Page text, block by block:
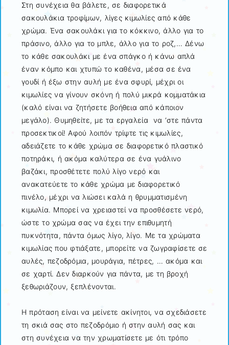
Στη συνέχεια θα βάλετε, σε διαφορετικά
σακουλάκια τροφίμων, λίγες κιμωλίες από κάθε
χρώμα. Ένα σακουλάκι για το κόκκινο, άλλο για το
πράσινο, άλλο για το μπλε, άλλο για το ροζ,… Δένω
το κάθε σακουλάκι με ένα σπάγκο ή κάνω απλά
έναν κόμπο και χτυπώ το καθένα, μέσα σε ένα
γουδί ή έξω στην αυλή με ένα σφυρί, μέχρι οι
κιμωλίες να γίνουν σκόνη ή πολύ μικρά κομματάκια
(καλό είναι να ζητήσετε βοήθεια από κάποιον
μεγάλο). Θυμηθείτε, με τα εργαλεία να ‘στε πάντα
προσεκτικοί! Αφού λοιπόν τρίψτε τις κιμωλίες,
αδειάζετε το κάθε χρώμα σε διαφορετικό πλαστικό
ποτηράκι, ή ακόμα καλύτερα σε ένα γυάλινο
βαζάκι, προσθέτετε πολύ λίγο νερό και
ανακατεύετε το κάθε χρώμα με διαφορετικό
πινέλο, μέχρι να λιώσει καλά η θρυμματισμένη
κιμωλία. Μπορεί να χρειαστεί να προσθέσετε νερό,
ώστε το χρώμα σας να έχει την επιθυμητή
πυκνότητα, πάντα όμως λίγο, λίγο. Με τα χρώματα
κιμωλίας που φτιάξατε, μπορείτε να ζωγραφίσετε σε
αυλές, πεζοδρόμια, μουράγια, πέτρες, … ακόμα και
σε χαρτί. Δεν διαρκούν για πάντα, με τη βροχή
ξεθωριάζουν, ξεπλένονται.
Η πρόταση είναι να μείνετε ακίνητοι, να σχεδιάσετε
τη σκιά σας στο πεζοδρόμιο ή στην αυλή σας και
στη συνέχεια να την χρωματίσετε με ότι τρόπο